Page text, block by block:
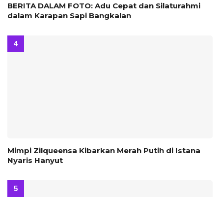
BERITA DALAM FOTO: Adu Cepat dan Silaturahmi
dalam Karapan Sapi Bangkalan
Mimpi Zilqueensa Kibarkan Merah Putih di Istana
Nyaris Hanyut